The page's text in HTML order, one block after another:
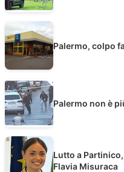
Palermo, colpo
Palermo non è
Lutto a
Flavia Misuraca